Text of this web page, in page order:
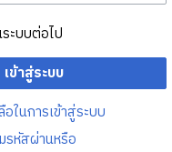
ะบบต่อไป
เข้าสู่ระบบ
อในการเข้าสู่ระบบ
รหัสผ่านหรือ